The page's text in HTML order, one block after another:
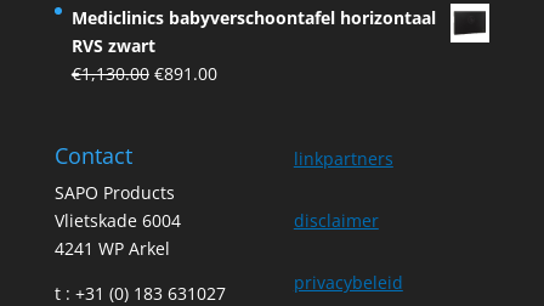
was:
€44.24.
is:
Mediclinics babyverschoontafel horizontaal
RVS zwart
€1,130.00 Original
€891.00Current
Contact
SAPO Products
Vlietskade 6004
4241 WP Arkel
t : +31 (0) 183 631027
linkpartners
disclaimer
privacybeleid